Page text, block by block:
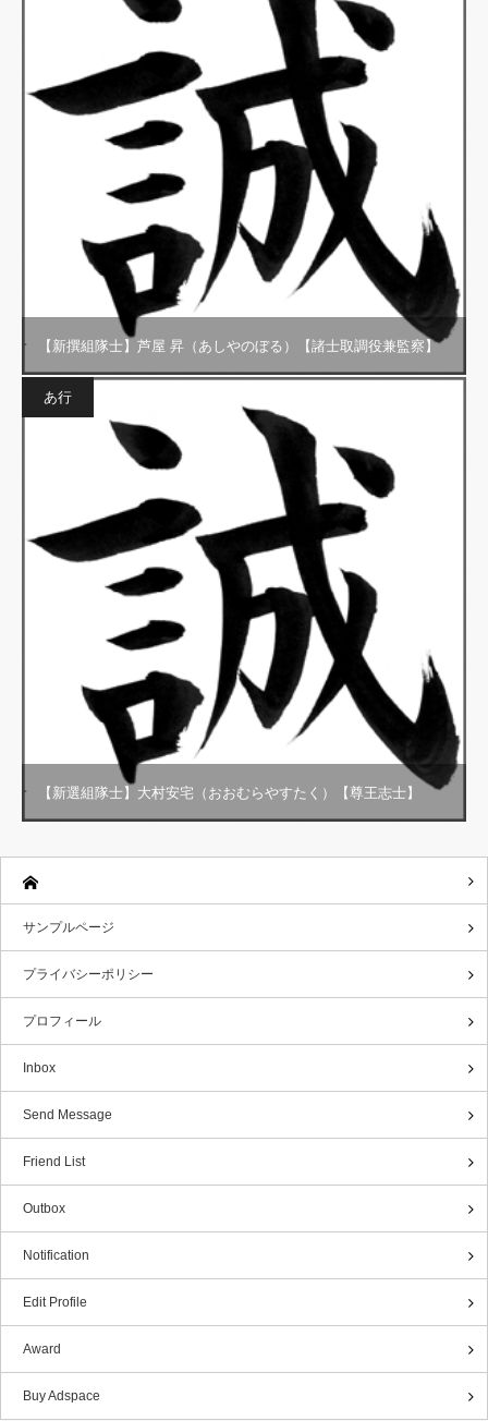
【新撰組隊士】芦屋 昇（あしやのぼる）【諸士取調役兼監察】
あ行
【新選組隊士】大村安宅（おおむらやすたく）【尊王志士】
サンプルページ
プライバシーポリシー
プロフィール
Inbox
Send Message
Friend List
Outbox
Notification
Edit Profile
Award
Buy Adspace